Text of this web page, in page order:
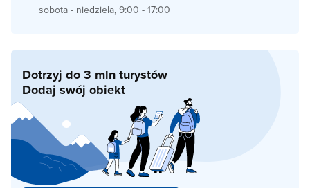
sobota - niedziela, 9:00 - 17:00
Dotrzyj do 3 mln turystów
Dodaj swój obiekt